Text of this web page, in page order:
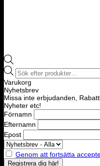
Products
search
Varukorg
Nyhetsbrev
Missa inte erbjudanden,
Nyheter etc!
Förnamn
Efternamn
Epost
Genom att fortsätta